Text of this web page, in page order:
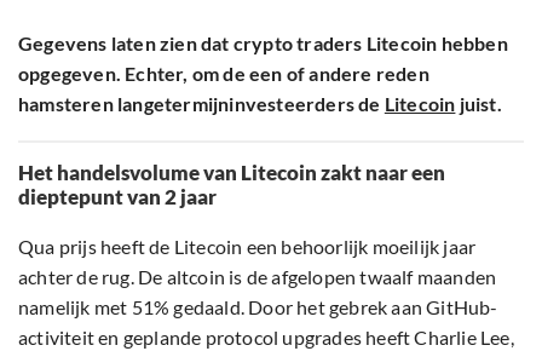
Gegevens laten zien dat crypto traders Litecoin hebben
opgegeven. Echter, om de een of andere reden
hamsteren langetermijninvesteerders de Litecoin juist.
Het handelsvolume van Litecoin zakt naar een
dieptepunt van 2 jaar
Qua prijs heeft de Litecoin een behoorlijk moeilijk jaar
achter de rug. De altcoin is de afgelopen twaalf maanden
namelijk met 51% gedaald. Door het gebrek aan GitHub-
activiteit en geplande protocol upgrades heeft Charlie Lee,